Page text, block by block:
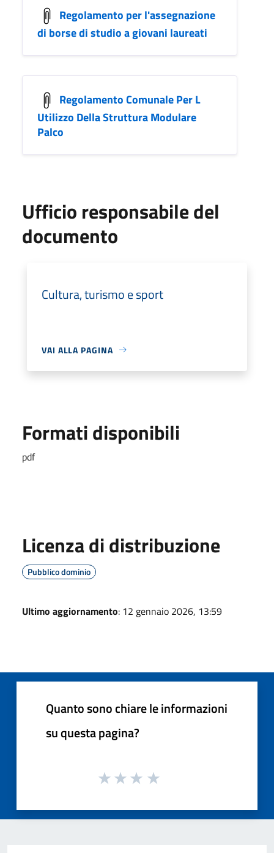
Regolamento per l'assegnazione
di borse di studio a giovani laureati
Regolamento Comunale Per L
Utilizzo Della Struttura Modulare
Palco
Ufficio responsabile del
documento
Cultura, turismo e sport
VAI ALLA PAGINA
Formati disponibili
pdf
Licenza di distribuzione
Pubblico dominio
Ultimo aggiornamento: 12 gennaio 2026, 13:59
Quanto sono chiare le informazioni
su questa pagina?